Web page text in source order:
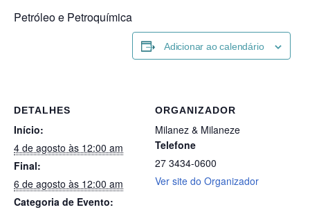
Petróleo e Petroquímica
Adicionar ao calendário
DETALHES
Início:
4 de agosto às 12:00 am
Final:
6 de agosto às 12:00 am
Categoria de Evento:
ORGANIZADOR
Milanez & Milaneze
Telefone
27 3434-0600
Ver site do Organizador